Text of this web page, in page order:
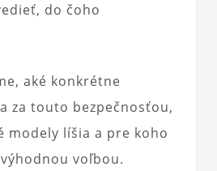
do čoho
aké konkrétne
za touto bezpečnosťou,
modely líšia a pre koho
voľbou.